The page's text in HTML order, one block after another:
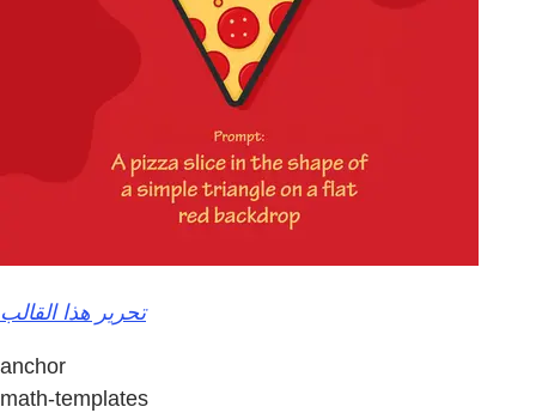
تحرير هذا القالب
anchor
math-templates